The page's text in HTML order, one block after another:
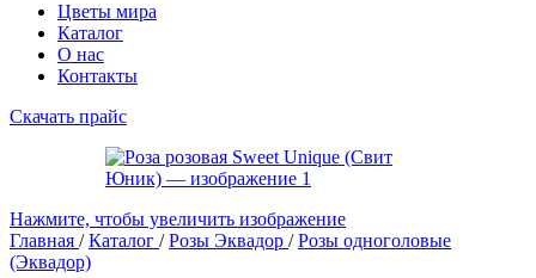
Цветы мира
Каталог
О нас
Контакты
Скачать прайс
Нажмите, чтобы увеличить изображение
Главная / Каталог / Розы Эквадор / Розы одноголовые
(Эквадор)